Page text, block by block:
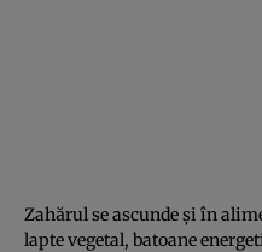
Zahărul se ascunde și în
lapte vegetal, batoane